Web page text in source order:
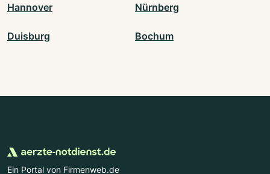
Hannover Nürnberg
Duisburg Bochum
Ein Portal von Firmenweb.de